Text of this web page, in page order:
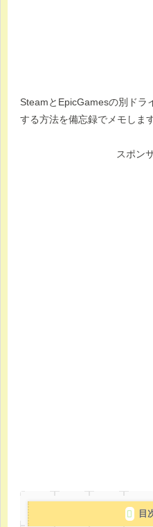
SteamとEpicGamesの別ドラ
する方法を備忘録でメモします
スポン
目